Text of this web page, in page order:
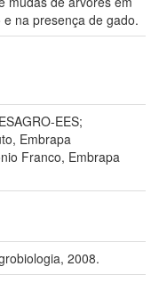
na presença de gado.
EES;
Embrapa
Franco, Embrapa
2008.